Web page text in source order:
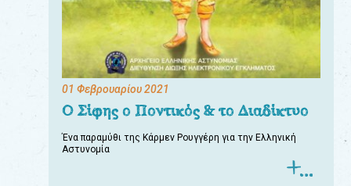
01 Φεβρουαρίου 2021
Ο Σίφης ο Ποντικός & το Διαδίκτυο
Ένα παραμύθι της Κάρμεν Ρουγγέρη για την Ελληνική
Αστυνομία